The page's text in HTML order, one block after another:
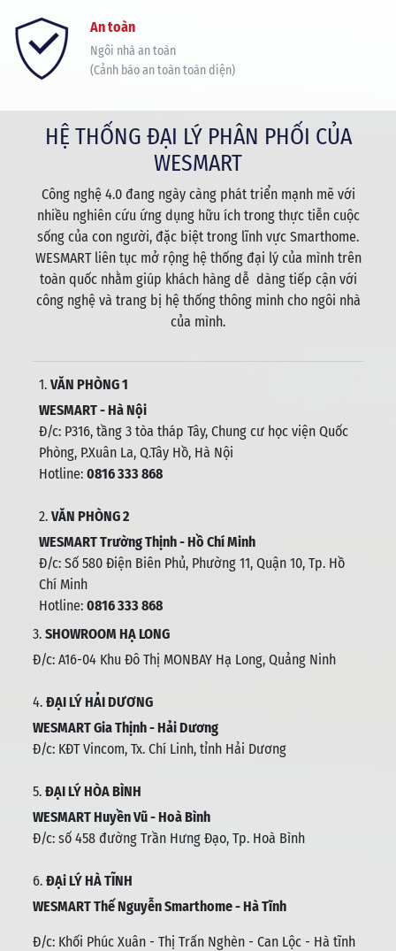
An toàn
Ngôi nhà an toàn
(Cảnh báo an toàn toàn diện)
HỆ THỐNG ĐẠI LÝ PHÂN PHỐI CỦA
WESMART
Công nghệ 4.0 đang ngày càng phát triển mạnh mẽ với
nhiều nghiên cứu ứng dụng hữu ích trong thực tiễn cuộc
sống của con người, đặc biệt trong lĩnh vực Smarthome.
WESMART liên tục mở rộng hệ thống đại lý của mình trên
toàn quốc nhằm giúp khách hàng dễ dàng tiếp cận với
công nghệ và trang bị hệ thống thông minh cho ngôi nhà
của mình.
1. VĂN PHÒNG 1
WESMART - Hà Nội
Đ/c: P316, tầng 3 tòa tháp Tây, Chung cư học viện Quốc
Phòng, P.Xuân La, Q.Tây Hồ, Hà Nội
Hotline: 0816 333 868
2. VĂN PHÒNG 2
WESMART Trường Thịnh - Hồ Chí Minh
Đ/c: Số 580 Điện Biên Phủ, Phường 11, Quận 10, Tp. Hồ
Chí Minh
Hotline: 0816 333 868
3. SHOWROOM HẠ LONG
Đ/c: A16-04 Khu Đô Thị MONBAY Hạ Long, Quảng Ninh
4. ĐẠI LÝ HẢI DƯƠNG
WESMART Gia Thịnh - Hải Dương
Đ/c: KĐT Vincom, Tx. Chí Linh, tỉnh Hải Dương
5. ĐẠI LÝ HÒA BÌNH
WESMART Huyền Vũ - Hoà Bình
Đ/c: số 458 đường Trần Hưng Đạo, Tp. Hoà Bình
6. ĐẠi LÝ HÀ TĨNH
WESMART Thế Nguyễn Smarthome - Hà Tĩnh
Đ/c: Khối Phúc Xuân - Thị Trấn Nghèn - Can Lộc - Hà tĩnh